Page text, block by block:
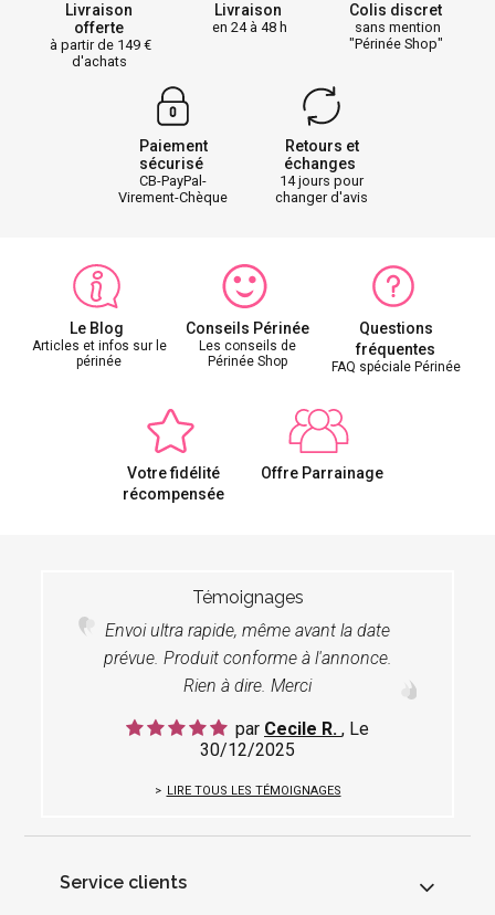
Livraison
offerte
à partir de 149
d'achats
Livraison
en 24 à 48 h
Colis discret
sans mention
"Périnée Shop"
Paiement
sécurisé
CB-PayPal-
Virement-Chèque
Retours et
échanges
14 jours pour
changer d'avis
Le Blog
Articles et infos sur le
périnée
Conseils Périnée
Les conseils de
Périnée Shop
Questions
fréquentes
FAQ spéciale Périnée
Votre fidélité
récompensée
Offre Parrainage
Témoignages
Envoi ultra rapide, même avant la date
prévue. Produit conforme à l'annonce.
Rien à dire. Merci
par Cecile R. , Le
30/12/2025
LIRE TOUS LES TÉMOIGNAGES
Service clients